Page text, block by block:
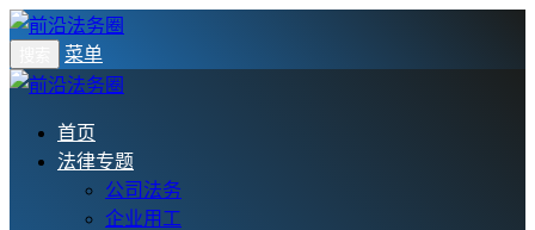
菜单
首页
法律专题
公司法务
企业用工